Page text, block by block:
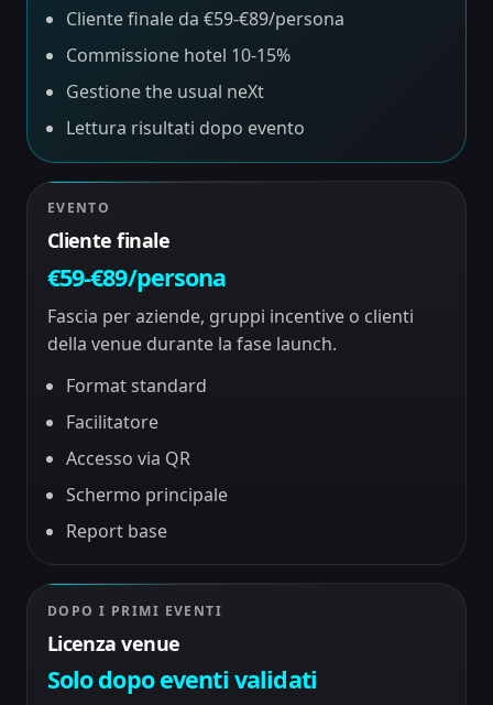
Cliente finale da €59-€89/persona
Commissione hotel 10-15%
Gestione the usual neXt
Lettura risultati dopo evento
EVENTO
Cliente finale
€59-€89/persona
Fascia per aziende, gruppi incentive o clienti
della venue durante la fase launch.
Format standard
Facilitatore
Accesso via QR
Schermo principale
Report base
DOPO I PRIMI EVENTI
Licenza venue
Solo dopo eventi validati